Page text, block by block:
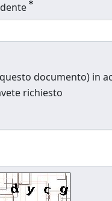
documento) in
richiesto